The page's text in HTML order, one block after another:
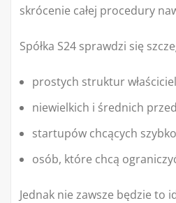
skrócenie całej procedury
Spółka S24 sprawdzi się
prostych struktur
niewielkich i średnich
startupów chcących
osób, które chcą
Jednak nie zawsze będzie to